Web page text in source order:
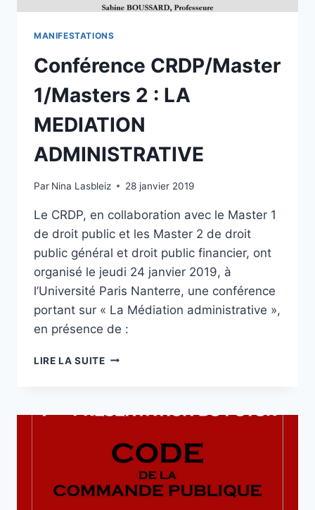
2019
MANIFESTATIONS
Conférence CRDP/Master
1/Masters 2 : LA
MEDIATION
ADMINISTRATIVE
Par Nina Lasbleiz 28 janvier 2019
Le CRDP, en collaboration avec le Master 1
de droit public et les Master 2 de droit
public général et droit public financier, ont
organisé le jeudi 24 janvier 2019, à
l’Université Paris Nanterre, une conférence
portant sur « La Médiation administrative »,
en présence de :
LIRE LA SUITECONFÉRENCE
:
MEDIATION
ADMINISTRATIVE